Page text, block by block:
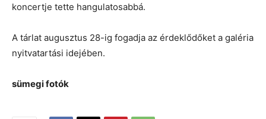
koncertje tette hangulatosabbá.
A tárlat augusztus 28-ig fogadja az érdeklődőket a galéria
nyitvatartási idejében.
sümegi fotók